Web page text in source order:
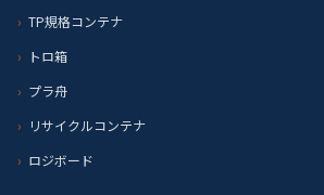
TP規格コンテナ
トロ箱
プラ舟
リサイクルコンテナ
ロジボード